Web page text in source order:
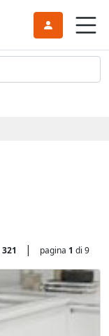
321 | pagina 1 di 9